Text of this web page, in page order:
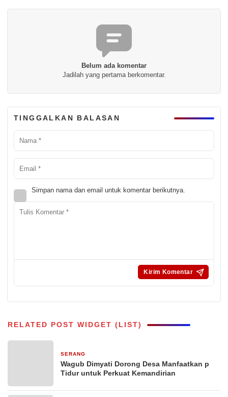
Belum ada komentar
Jadilah yang pertama berkomentar.
TINGGALKAN BALASAN
Simpan nama dan email untuk komentar berikutnya.
RELATED POST WIDGET (LIST)
SERANG
Wagub Dimyati Dorong Desa Manfaatkan p
Tidur untuk Perkuat Kemandirian